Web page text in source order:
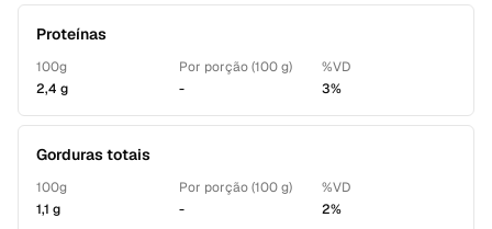
Proteínas
100g
2,4 g
Por porção (100 g)
-
%VD
3%
Gorduras totais
100g
1,1 g
Por porção (100 g)
-
%VD
2%